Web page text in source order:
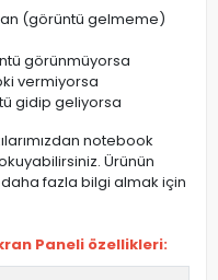
(görüntü gelmeme)
görünmüyorsa
vermiyorsa
gidip geliyorsa
notebook
Ürünün
fazla bilgi almak için
Paneli özellikleri: